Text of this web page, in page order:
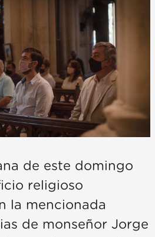
de este domingo
religioso
la mencionada
de monseñor Jorge